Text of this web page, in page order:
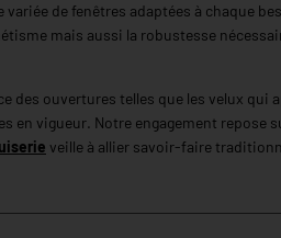
de fenêtres adaptées à chaque
mais aussi la robustesse
des ouvertures telles que les velux
en vigueur. Notre engagement
veille à allier savoir-faire